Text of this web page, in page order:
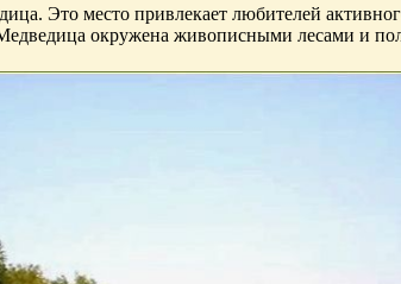
Это место привлекает любителей
окружена живописными лесами и